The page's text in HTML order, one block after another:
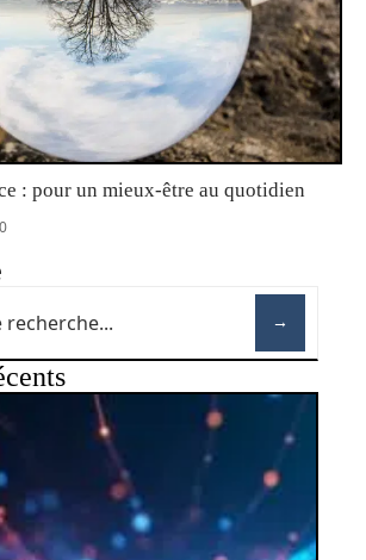
: pour un mieux-être au quotidien